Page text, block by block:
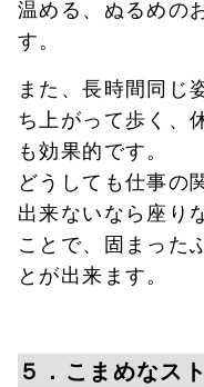
温める、ぬるめの
す。
また、長時間同じ
ち上がって歩く、
も効果的です。
どうしても仕事の
出来ないなら座り
ことで、固まった
とが出来ます。
５．こまめなス